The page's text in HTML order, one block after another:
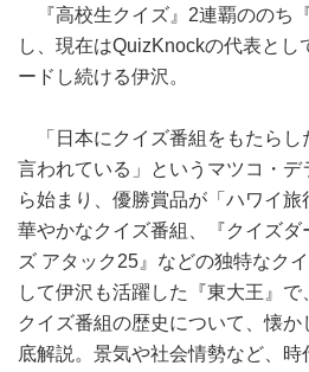
『高校生クイズ』2連覇ののち
し、現在はQuizKnockの代表とし
ードし続ける伊沢。
「日本にクイズ番組をもたらし
言われている」というマツコ・
ら始まり、優勝賞品が「ハワイ
華やかなクイズ番組、『クイズダ
ズ アタック25』などの独特なク
して伊沢も活躍した『東大王』
クイズ番組の歴史について、懐
底解説。景気や社会情勢など、